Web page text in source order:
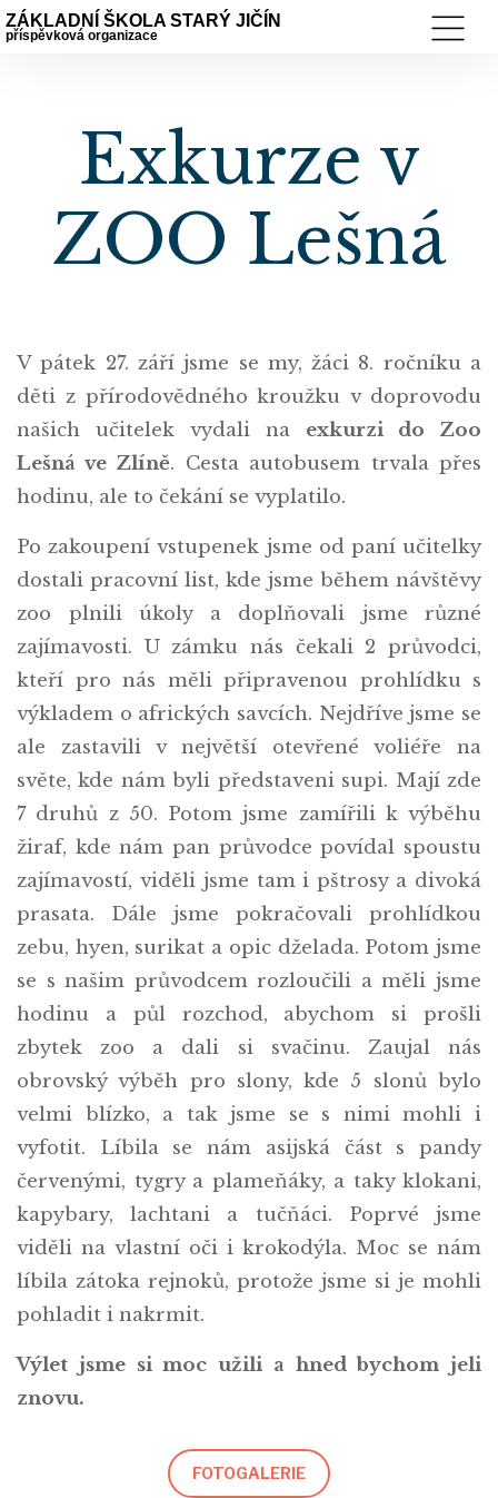
ZÁKLADNÍ ŠKOLA STARÝ JIČÍN
příspěvková organizace
Exkurze v
ZOO Lešná
V pátek 27. září jsme se my, žáci 8. ročníku a
děti z přírodovědného kroužku v doprovodu
našich učitelek vydali na exkurzi do Zoo
Lešná ve Zlíně. Cesta autobusem trvala přes
hodinu, ale to čekání se vyplatilo.
Po zakoupení vstupenek jsme od paní učitelky
dostali pracovní list, kde jsme během návštěvy
zoo plnili úkoly a doplňovali jsme různé
zajímavosti. U zámku nás čekali 2 průvodci,
kteří pro nás měli připravenou prohlídku s
výkladem o afrických savcích. Nejdříve jsme se
ale zastavili v největší otevřené voliéře na
světe, kde nám byli představeni supi. Mají zde
7 druhů z 50. Potom jsme zamířili k výběhu
žiraf, kde nám pan průvodce povídal spoustu
zajímavostí, viděli jsme tam i pštrosy a divoká
prasata. Dále jsme pokračovali prohlídkou
zebu, hyen, surikat a opic dželada. Potom jsme
se s našim průvodcem rozloučili a měli jsme
hodinu a půl rozchod, abychom si prošli
zbytek zoo a dali si svačinu. Zaujal nás
obrovský výběh pro slony, kde 5 slonů bylo
velmi blízko, a tak jsme se s nimi mohli i
vyfotit. Líbila se nám asijská část s pandy
červenými, tygry a plameňáky, a taky klokani,
kapybary, lachtani a tučňáci. Poprvé jsme
viděli na vlastní oči i krokodýla. Moc se nám
líbila zátoka rejnoků, protože jsme si je mohli
pohladit i nakrmit.
Výlet jsme si moc užili a hned bychom jeli
znovu.
FOTOGALERIE